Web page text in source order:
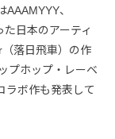
、
日本のアーティ
落日飛車）の作
プホップ・レーベ
ラボ作も発表して